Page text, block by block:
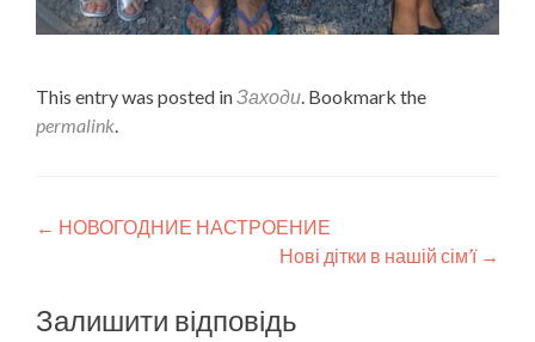
This entry was posted inЗаходи. Bookmark the
permalink.
Post
← НОВОГОДНИЕ НАСТРОЕНИЕ
Нові дітки в нашій сім’ї →
Залишити відповідь